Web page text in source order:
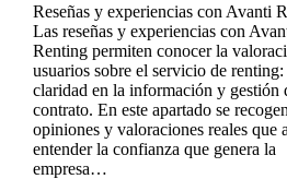
Reseñas y experiencias con Avanti
Las reseñas y experiencias con
Renting permiten conocer la
usuarios sobre el servicio de
claridad en la información y gestión
contrato. En este apartado se recogen
opiniones y valoraciones reales que
entender la confianza que genera la
empresa…